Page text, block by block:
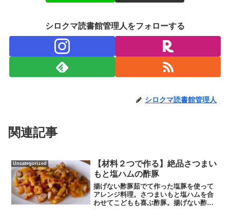
シロクマ読書館管理人をフォローする
シロクマ読書館管理人
関連記事
Uncategorized
【材料２つで作る】絶品さつまい
もと塩ハムの酢豚
揚げない酢豚茹でて作った塩豚を使って
アレンジ料理。さつまいもと塩ハムを合
わせてこどもも喜ぶ酢豚。揚げない酢豚